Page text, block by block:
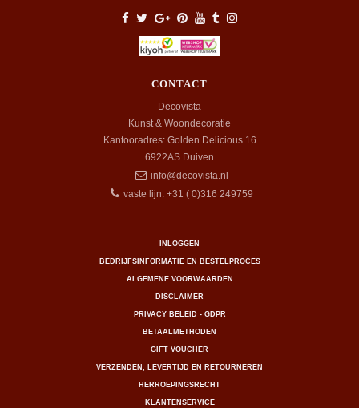
CONTACT
Decovista
Kunst & Woondecoratie
Kantooradres: Golden Delicious 16
6922AS Duiven
info@decovista.nl
vaste lijn: +31 ( 0)316 249759
INLOGGEN
BEDRIJFSINFORMATIE EN BESTELPROCES
ALGEMENE VOORWAARDEN
DISCLAIMER
PRIVACY BELEID - GDPR
BETAALMETHODEN
GIFT VOUCHER
VERZENDEN, LEVERTIJD EN RETOURNEREN
HERROEPINGSRECHT
KLANTENSERVICE